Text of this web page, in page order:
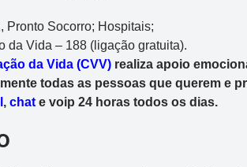
Pronto Socorro; Hospitais;
da Vida – 188 (ligação gratuita).
da Vida (CVV) realiza apoio
todas as pessoas que querem e
, chat e voip 24 horas todos os dias.